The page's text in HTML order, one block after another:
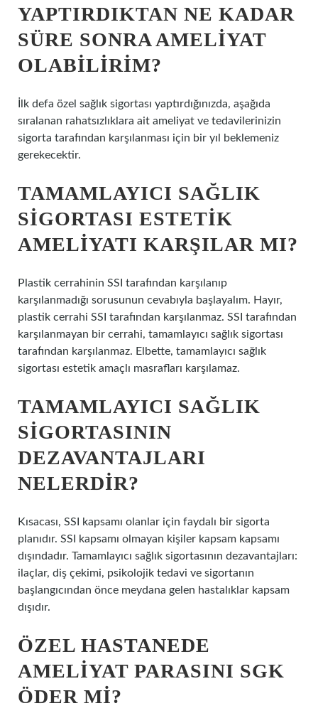
YAPTIRDIKTAN NE KADAR
SÜRE SONRA AMELIYAT
OLABILIRIM?
İlk defa özel sağlık sigortası yaptırdığınızda, aşağıda
sıralanan rahatsızlıklara ait ameliyat ve tedavilerinizin
sigorta tarafından karşılanması için bir yıl beklemeniz
gerekecektir.
TAMAMLAYICI SAĞLIK
SIGORTASI ESTETIK
AMELIYATI KARŞILAR MI?
Plastik cerrahinin SSI tarafından karşılanıp
karşılanmadığı sorusunun cevabıyla başlayalım. Hayır,
plastik cerrahi SSI tarafından karşılanmaz. SSI tarafından
karşılanmayan bir cerrahi, tamamlayıcı sağlık sigortası
tarafından karşılanmaz. Elbette, tamamlayıcı sağlık
sigortası estetik amaçlı masrafları karşılamaz.
TAMAMLAYICI SAĞLIK
SIGORTASININ
DEZAVANTAJLARI
NELERDIR?
Kısacası, SSI kapsamı olanlar için faydalı bir sigorta
planıdır. SSI kapsamı olmayan kişiler kapsam kapsamı
dışındadır. Tamamlayıcı sağlık sigortasının dezavantajları:
ilaçlar, diş çekimi, psikolojik tedavi ve sigortanın
başlangıcından önce meydana gelen hastalıklar kapsam
dışıdır.
ÖZEL HASTANEDE
AMELIYAT PARASINI SGK
ÖDER MI?